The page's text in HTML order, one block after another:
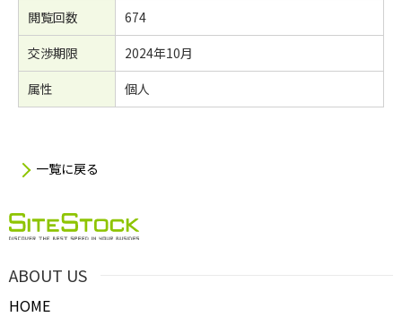
閲覧回数
674
交渉期限
2024年10月
属性
個人
一覧に戻る
ABOUT US
HOME